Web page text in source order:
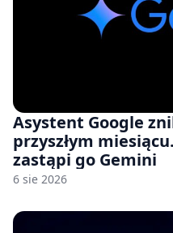
Asystent Google
przyszłym
zastąpi go Gemini
6 sie 2026